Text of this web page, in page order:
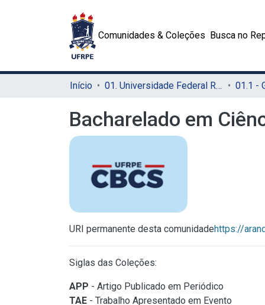
Comunidades & Coleções Busca no
Início 01. Universidade Federal Rural de Pernambuco - UFRPE (Sede) 01.1 -
Bacharelado em
URI permanente desta comunidadehttps://
Siglas das Coleções:
APP - Artigo Publicado em Periódico
TAE - Trabalho Apresentado em Evento